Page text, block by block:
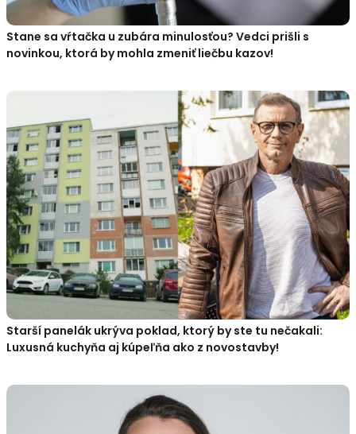
Stane sa vŕtačka u zubára minulosťou? Vedci prišli s
novinkou, ktorá by mohla zmeniť liečbu kazov!
Starší panelák ukrýva poklad, ktorý by ste tu nečakali:
Luxusná kuchyňa aj kúpeľňa ako z novostavby!